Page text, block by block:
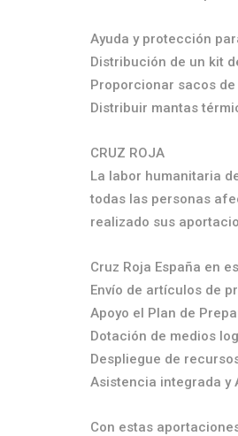
Ayuda y protección
Distribución de un kit
Proporcionar sacos
Distribuir mantas
CRUZ ROJA
La labor humanitaria
todas las personas
realizado sus
Cruz Roja España en
Envío de artículos de
Apoyo el Plan de
Dotación de medios
Despliegue de
Asistencia integrada y
Con estas